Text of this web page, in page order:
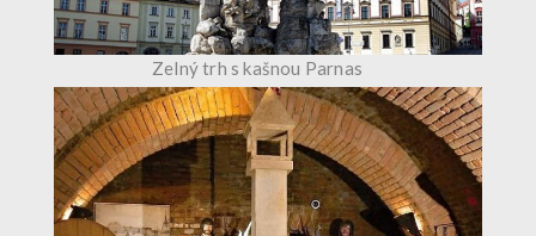
Zelný trh s kašnou Parnas